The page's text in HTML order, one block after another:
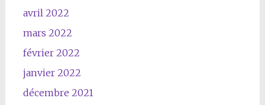
avril 2022
mars 2022
février 2022
janvier 2022
décembre 2021